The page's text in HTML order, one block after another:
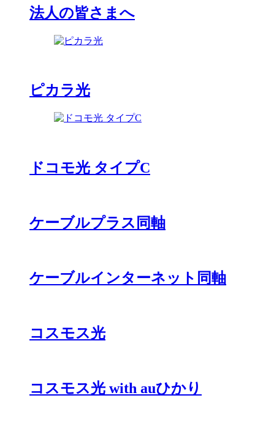
法人の皆さまへ
ピカラ光
ドコモ光 タイプC
ケーブルプラス同軸
ケーブルインターネット同軸
コスモス光
コスモス光 with auひかり